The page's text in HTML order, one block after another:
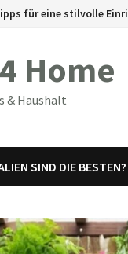
für eine stilvolle
Home
& Haushalt
SIND DIE BESTEN?